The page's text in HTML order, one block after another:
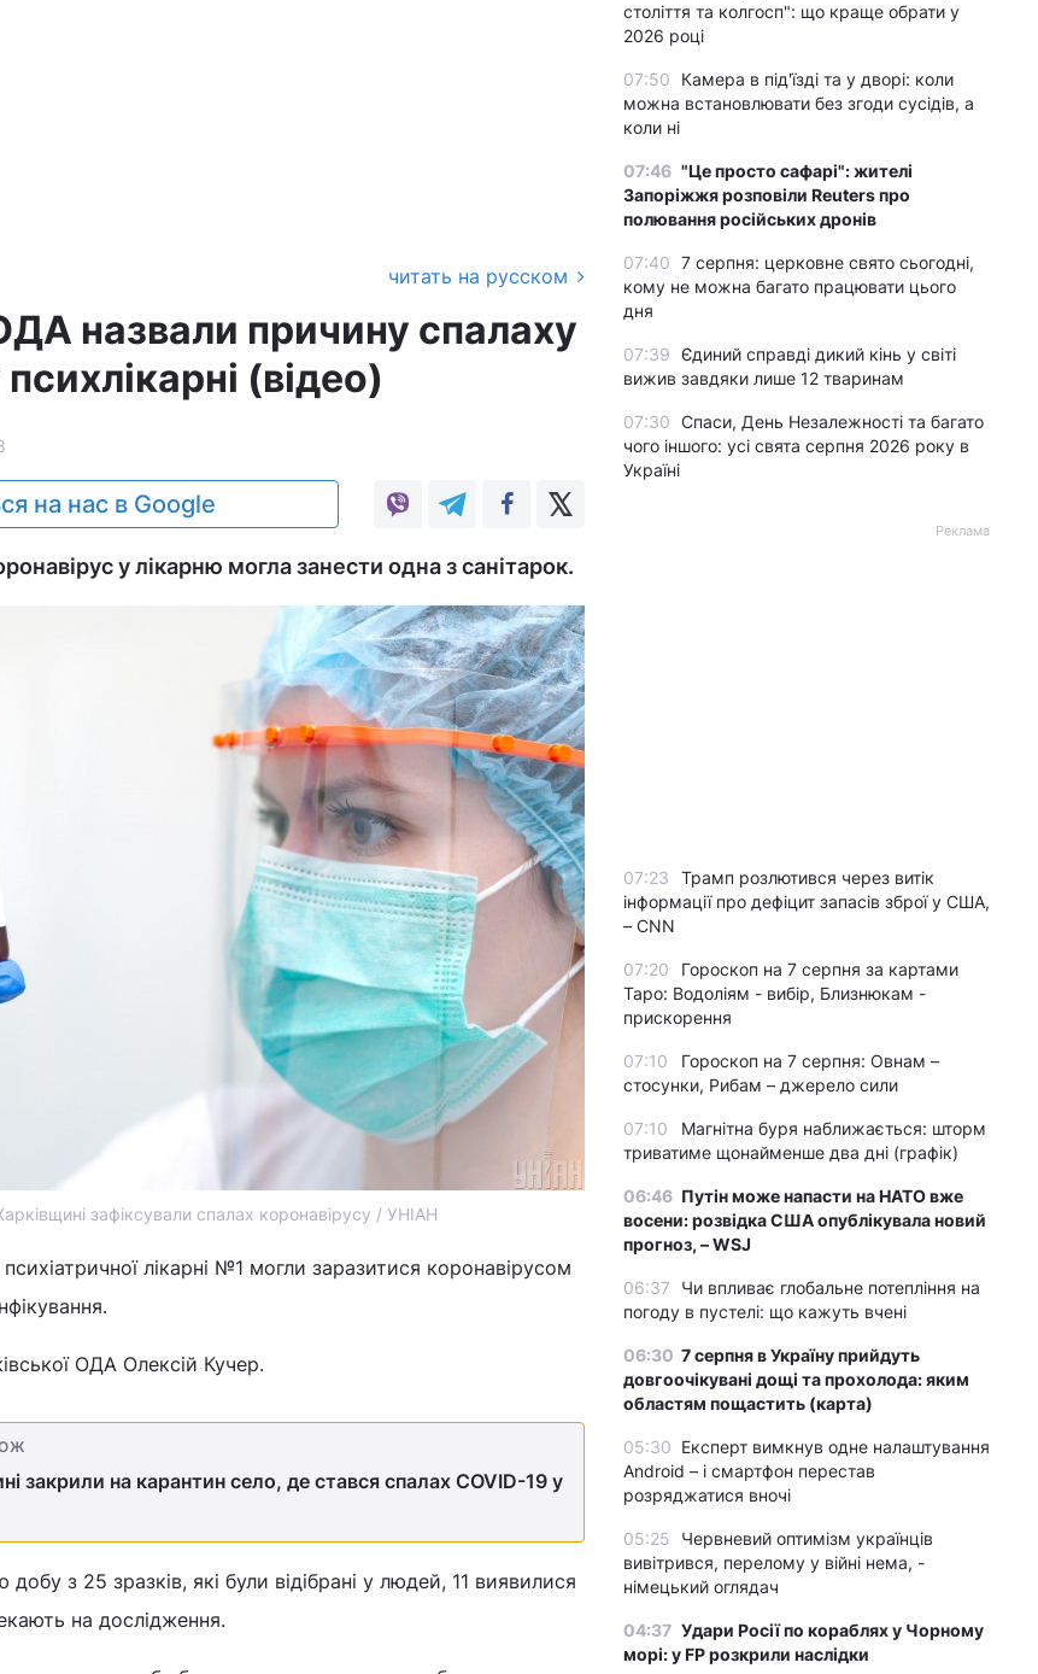
читать на русском
назвали причину спалаху
(відео)
на нас в Google
у лікарню могла занести одна з санітарок.
зафіксували спалах коронавірусу / УНІАН
психіатричної лікарні №1 могли заразитися коронавірусом
ОДА Олексій Кучер.
закрили на карантин село, де стався спалах COVID-19 у
з 25 зразків, які були відібрані у людей, 11 виявилися
на дослідження.
століття та колгосп": що краще обрати у
2026 році
07:50
Камера в під'їзді та у дворі: коли
можна встановлювати без згоди сусідів, а
коли ні
07:46 "Це просто сафарі": жителі
Запоріжжя розповіли Reuters про
полювання російських дронів
07:40 7 серпня: церковне свято сьогодні,
кому не можна багато працювати цього
дня
07:39 Єдиний справді дикий кінь у світі
вижив завдяки лише 12 тваринам
07:30 Спаси, День Незалежності та багато
чого іншого: усі свята серпня 2026 року в
Україні
Реклама
07:23
Трамп розлютився через витік
інформації про дефіцит запасів зброї у США,
– CNN
07:20
Гороскоп на 7 серпня за картами
Таро: Водоліям - вибір, Близнюкам -
прискорення
07:10
Гороскоп на 7 серпня: Овнам –
стосунки, Рибам – джерело сили
07:10
Магнітна буря наближається: шторм
триватиме щонайменше два дні (графік)
06:46 Путін може напасти на НАТО вже
восени: розвідка США опублікувала новий
прогноз, – WSJ
06:37
Чи впливає глобальне потепління на
погоду в пустелі: що кажуть вчені
06:30 7 серпня в Україну прийдуть
довгоочікувані дощі та прохолода: яким
областям пощастить (карта)
05:30 Експерт вимкнув одне налаштування
Android – і смартфон перестав
розряджатися вночі
05:25
Червневий оптимізм українців
вивітрився, перелому у війні нема, -
німецький оглядач
04:37 Удари Росії по кораблях у Чорному
морі: у FP розкрили наслідки